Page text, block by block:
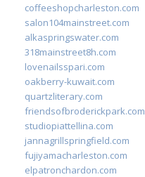
coffeeshopcharleston.com
salon104mainstreet.com
alkaspringswater.com
318mainstreet8h.com
lovenailsspari.com
oakberry-kuwait.com
quartzliterary.com
friendsofbroderickpark.com
studiopiattellina.com
jannagrillspringfield.com
fujiyamacharleston.com
elpatronchardon.com